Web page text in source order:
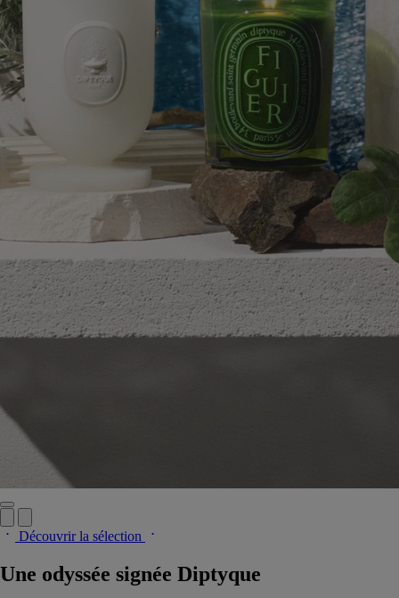
Découvrir la sélection
Une odyssée signée Diptyque